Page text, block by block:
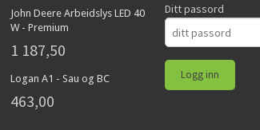
John Deere Arbeidslys LED 40
W - Premium
1 187,50
Logan A1 - Sau og BC
463,00
Ditt passord